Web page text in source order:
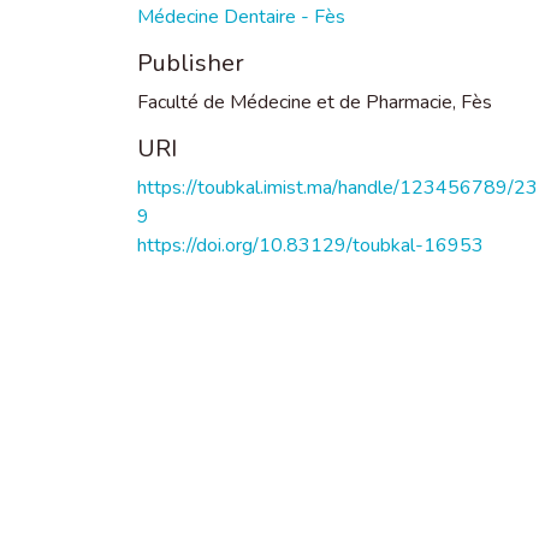
Médecine Dentaire - Fès
Publisher
Faculté de Médecine et de Pharmacie, Fès
URI
https://toubkal.imist.ma/handle/123456789/
9
https://doi.org/10.83129/toubkal-16953